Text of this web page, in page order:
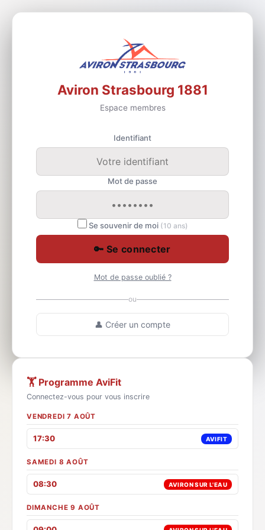
Aviron Strasbourg 1881
Espace membres
Identifiant
Mot de passe
Se souvenir de moi (10 ans)
🔑 Se connecter
Mot de passe oublié ?
ou
👤 Créer un compte
🏋️ Programme AviFit
Connectez-vous pour vous inscrire
VENDREDI 7 AOÛT
17:30 AVIFIT
SAMEDI 8 AOÛT
08:30 AVIRON SUR L'EAU
DIMANCHE 9 AOÛT